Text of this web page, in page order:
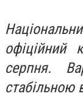
офіційний
серпня.
стабільною